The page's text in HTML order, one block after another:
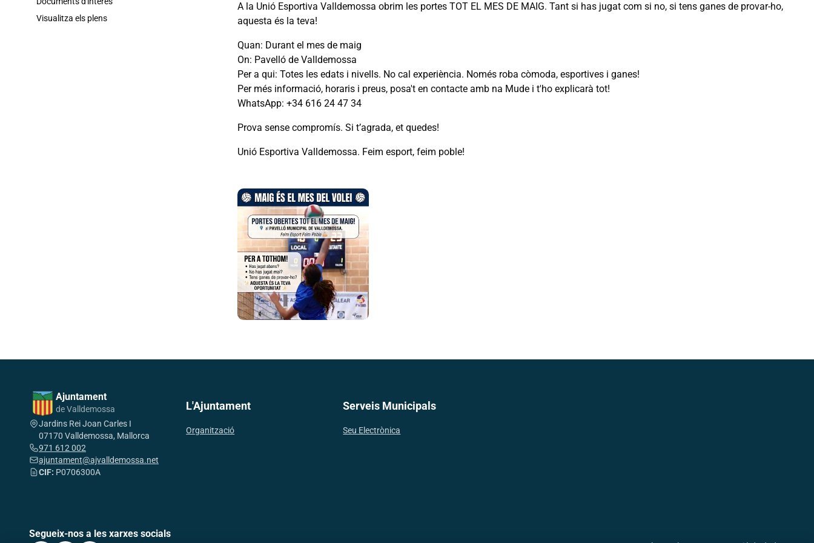
Visualitza els plens
A la Unió Esportiva Valldemossa obrim les portes TOT EL MES DE MAIG. Tant si has jugat com si no, si tens ganes de provar-ho,
aquesta és la teva!
Quan: Durant el mes de maig
On: Pavelló de Valldemossa
Per a qui: Totes les edats i nivells. No cal experiència. Només roba còmoda, esportives i ganes!
Per més informació, horaris i preus, posa't en contacte amb na Mude i t'ho explicarà tot!
WhatsApp: +34 616 24 47 34
Prova sense compromís. Si t’agrada, et quedes!
Unió Esportiva Valldemossa. Feim esport, feim poble!
Ajuntament
de Valldemossa
Jardins Rei Joan Carles I
07170 Valldemossa, Mallorca
971 612 002
ajuntament@ajvalldemossa.net
CIF: P0706300A
L'Ajuntament
Organització
Serveis Municipals
Seu Electrònica
Segueix-nos a les xarxes socials